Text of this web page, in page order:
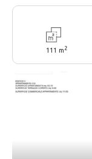
111 m 2